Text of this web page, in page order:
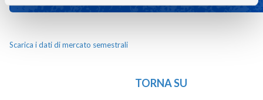
Scarica i dati di mercato semestrali
TORNA SU